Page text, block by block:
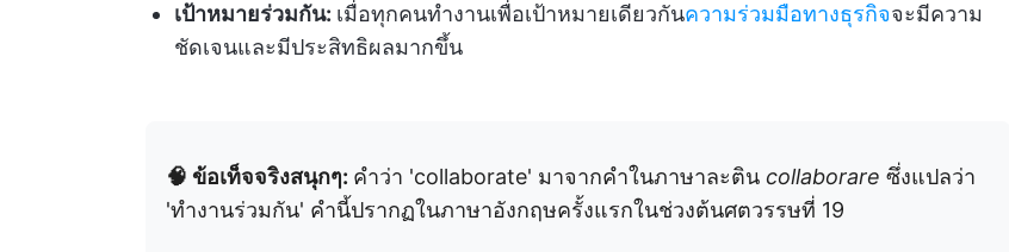
เป้าหมายร่วมกัน: เมื่อทุกคนทำงานเพื่อเป้าหมายเดียวกันความร่วมมือทางธุรกิจจะมีความ
ชัดเจนและมีประสิทธิผลมากขึ้น
🧠 ข้อเท็จจริงสนุกๆ: คำว่า 'collaborate' มาจากคำในภาษาละติน collaborare ซึ่งแปลว่า
'ทำงานร่วมกัน' คำนี้ปรากฏในภาษาอังกฤษครั้งแรกในช่วงต้นศตวรรษที่ 19